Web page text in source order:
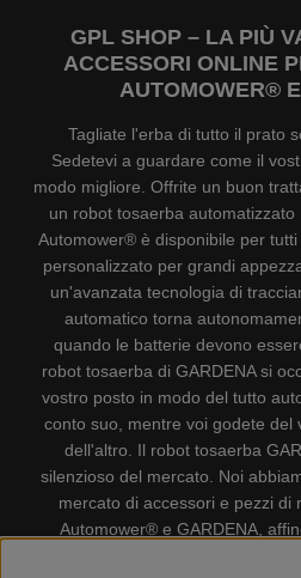
GPL SHOP – LA PIÙ
ACCESSORI ONLINE
AUTOMOWER®
Tagliate l'erba di tutto il prato
Sedetevi a guardare come il
modo migliore. Offrite un buon
un robot tosaerba
Automower® è disponibile per
personalizzato per grandi
un'avanzata tecnologia di
automatico torna
quando le batterie devono
robot tosaerba di GARDENA si
vostro posto in modo del tutto
conto suo, mentre voi godete del
dell'altro. Il robot tosaerba
silenzioso del mercato. Noi
mercato di accessori e pezzi di
Automower® e GARDENA,